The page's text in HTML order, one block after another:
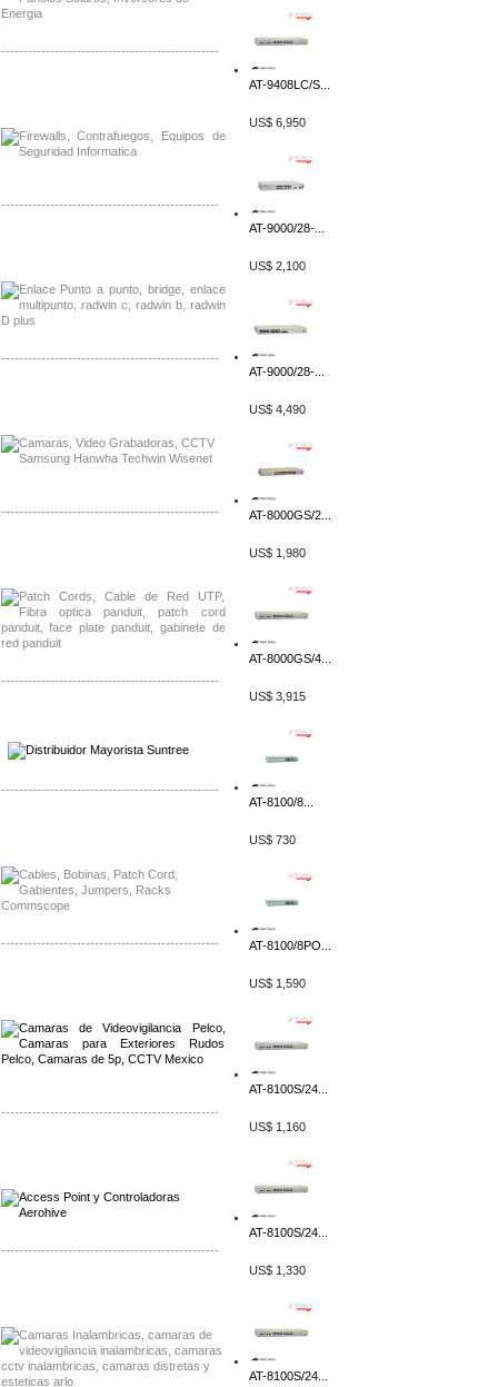
-------------------------------------------------
-------------------------------------------------
-------------------------------------------------
-------------------------------------------------
-------------------------------------------------
-------------------------------------------------
-------------------------------------------------
-------------------------------------------------
-------------------------------------------------
AT-9408LC/S...
US$ 6,950
AT-9000/28-...
US$ 2,100
AT-9000/28-...
US$ 4,490
AT-8000GS/2...
US$ 1,980
AT-8000GS/4...
US$ 3,915
AT-8100/8...
US$ 730
AT-8100/8PO...
US$ 1,590
AT-8100S/24...
US$ 1,160
AT-8100S/24...
US$ 1,330
AT-8100S/24...